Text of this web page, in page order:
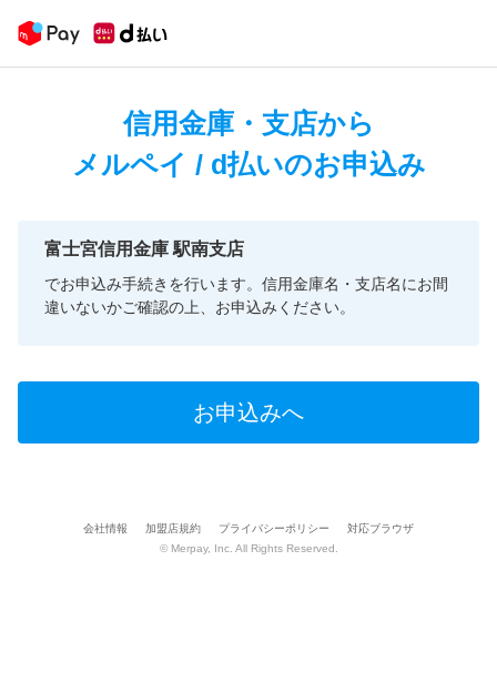
信用金庫・支店から
メルペイ / d払いのお申込み
富士宮信用金庫 駅南支店
でお申込み手続きを行います。信用金庫名・支店名にお間
違いないかご確認の上、お申込みください。
お申込みへ
会社情報 加盟店規約 プライバシーポリシー
対応ブラウザ
© Merpay, Inc. All Rights Reserved.